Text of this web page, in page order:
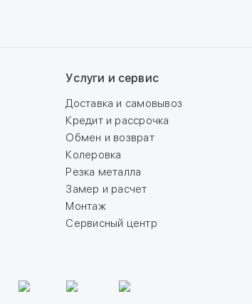
Услуги и сервис
Доставка и самовывоз
Кредит и рассрочка
Обмен и возврат
Колеровка
Резка металла
Замер и расчет
Монтаж
Сервисный центр